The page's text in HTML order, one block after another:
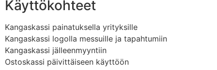
Käyttökohteet
Kangaskassi painatuksella yrityksille
Kangaskassi logolla messuille ja tapahtumiin
Kangaskassi jälleenmyyntiin
Ostoskassi päivittäiseen käyttöön